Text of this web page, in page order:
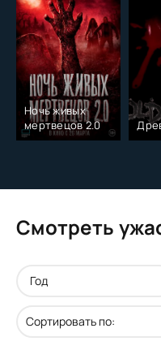
Ночь живых
мертвецов 2.0
Смотреть